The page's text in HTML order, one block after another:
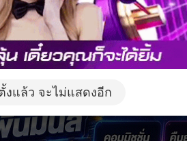
งแล้ว จะไม่แสดงอีก